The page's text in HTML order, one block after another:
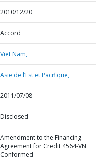
2010/12/20
Accord
Viet Nam,
Asie de l’Est et Pacifique,
2011/07/08
Disclosed
Amendment to the Financing
Agreement for Credit 4564-VN
Conformed